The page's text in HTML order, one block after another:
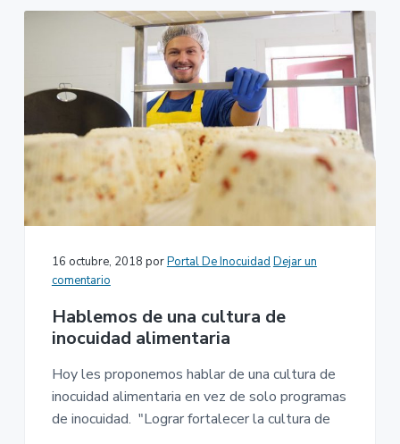
16 octubre, 2018 porPortal De Inocuidad Dejar un
comentario
Hablemos de una cultura de
inocuidad alimentaria
Hoy les proponemos hablar de una cultura de
inocuidad alimentaria en vez de solo programas
de inocuidad. "Lograr fortalecer la cultura de